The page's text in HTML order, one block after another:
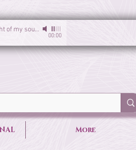
I am the light of my soul- Sirgun Kaur & Sat Darshan Singh
00:00
More